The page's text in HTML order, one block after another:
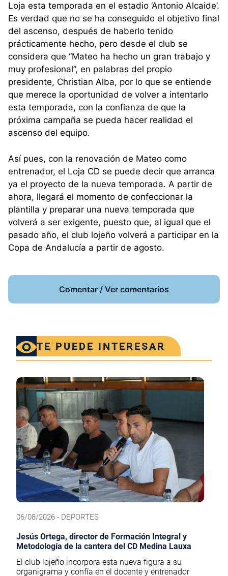
Loja esta temporada en el estadio ‘Antonio Alcaide’.
Es verdad que no se ha conseguido el objetivo final
del ascenso, después de haberlo tenido
prácticamente hecho, pero desde el club se
considera que “Mateo ha hecho un gran trabajo y
muy profesional”, en palabras del propio
presidente, Christian Alba, por lo que se entiende
que merece la oportunidad de volver a intentarlo
esta temporada, con la confianza de que la
próxima campaña se pueda hacer realidad el
ascenso del equipo.
Así pues, con la renovación de Mateo como
entrenador, el Loja CD se puede decir que arranca
ya el proyecto de la nueva temporada. A partir de
ahora, llegará el momento de confeccionar la
plantilla y preparar una nueva temporada que
volverá a ser exigente, puesto que, al igual que el
pasado año, el club lojeño volverá a participar en la
Copa de Andalucía a partir de agosto.
Comentar / Ver comentarios
TE PUEDE INTERESAR
06/08/2026 - DEPORTES
Jesús Ortega, director de Formación Integral y
Metodología de la cantera del CD Medina Lauxa
El club lojeño incorpora esta nueva figura a su
organigrama y confía en el docente y entrenador